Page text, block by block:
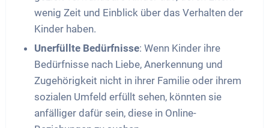
wenig Zeit und Einblick über das Verhalten der
Kinder haben.
Unerfüllte Bedürfnisse: Wenn Kinder ihre
Bedürfnisse nach Liebe, Anerkennung und
Zugehörigkeit nicht in ihrer Familie oder ihrem
sozialen Umfeld erfüllt sehen, könnten sie
anfälliger dafür sein, diese in Online-